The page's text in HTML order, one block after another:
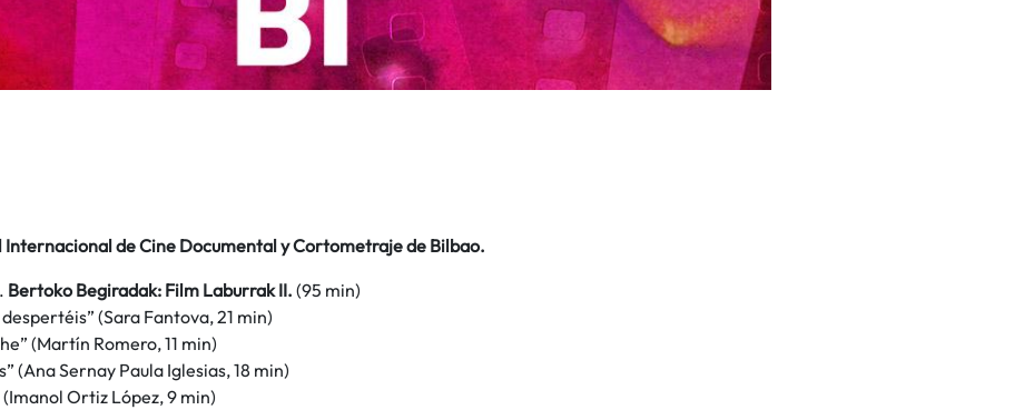
Internacional de Cine Documental y Cortometraje de Bilbao.
Bertoko Begiradak: Film Laburrak II. (95 min)
(Sara Fantova, 21 min)
(Martín Romero, 11 min)
(Ana Sernay Paula Iglesias, 18 min)
(Imanol Ortiz López, 9 min)